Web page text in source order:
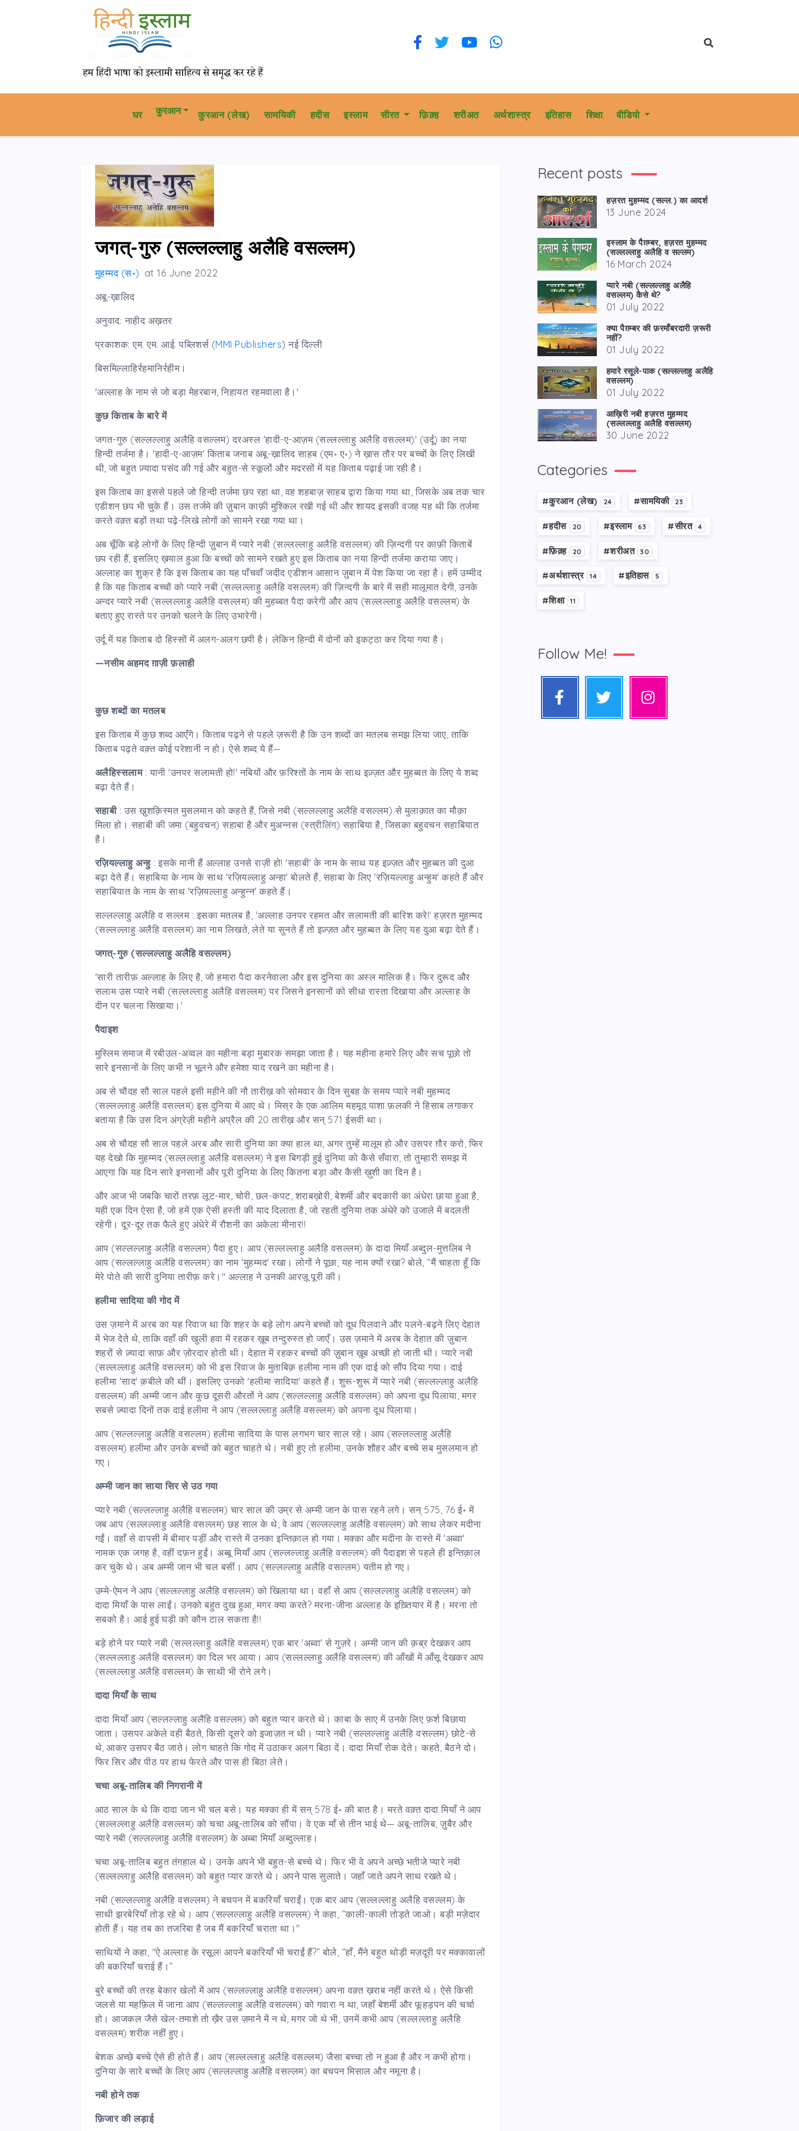
घर कुरआन कु़रआन (लेख) सामयिकी हदीस इस्लाम सीरत फ़िक़्ह शरीअत अर्थशास्त्र इतिहास शिक्षा वीडियो
जगत्-गुरु (सल्लल्लाहु अलैहि वसल्लम)
मुहम्मद (स॰) at16 June 2022
अबू-ख़ालिद
अनुवाद: नाहीद अख़तर
प्रकाशक: एम. एम. आई. पब्लिशर्स (MMI Publishers) नई दिल्ली
बिसमिल्लाहिर्रहमानिर्रहीम।
'अल्लाह के नाम से जो बड़ा मेहरबान, निहायत रहमवाला है।'
कुछ किताब के बारे में
जगत-गुरु (सल्लल्लाहु अलैहि वसल्लम) दरअस्ल 'हादी-ए-आज़म (सल्लल्लाहु अलैहि वसल्लम)' (उर्दू) का नया
हिन्दी तर्जमा है। 'हादी-ए-आज़म' किताब जनाब अबू-ख़ालिद साहब (एम॰ ए॰) ने ख़ास तौर पर बच्चों के लिए लिखी
थी, जो बहुत ज़्यादा पसंद की गई और बहुत-से स्कूलों और मदरसों में यह किताब पढ़ाई जा रही है।
इस किताब का इससे पहले जो हिन्दी तर्जमा छप रहा था, वह शहबाज़ साहब द्वारा किया गया था, जिसके अब तक चार
एडीशन छप भी चुके हैं। उस तर्जमे की ज़ुबान काफ़ी मुश्किल रखी गई थी और शायद इसकी वजह यह थी कि तर्जमा
करते वक़्त बड़ों तथा पढ़े-लिखे लोगों को सामने रखा गया था।
अब चूँकि बड़े लोगों के लिए हिन्दी ज़ुबान में प्यारे नबी (सल्लल्लाहु अलैहि वसल्लम) की ज़िन्दगी पर काफ़ी किताबें
छप रही हैं, इसलिए ख़याल हुआ कि बच्चों को सामने रखते हुए इस किताब का नया हिन्दी तर्जमा कराया जाए।
अल्लाह का शुक्र है कि इस किताब का यह पाँचवाँ जदीद एडीशन आसान ज़ुबान में पेश किया जा रहा है। हमें उम्मीद
है कि यह किताब बच्चों को प्यारे नबी (सल्लल्लाहु अलैहि वसल्लम) की ज़िन्दगी के बारे में सही मालूमात देगी, उनके
अन्दर प्यारे नबी (सल्लल्लाहु अलैहि वसल्लम) की मुहब्बत पैदा करेगी और आप (सल्लल्लाहु अलैहि वसल्लम) के
बताए हुए रास्ते पर उनको चलने के लिए उभारेगी।
उर्दू में यह किताब दो हिस्सों में अलग-अलग छपी है। लेकिन हिन्दी में दोनों को इकट्ठा कर दिया गया है।
—नसीम अहमद ग़ाज़ी फ़लाही
कुछ शब्दों का मतलब
इस किताब में कुछ शब्द आएँगे। किताब पढ़ने से पहले ज़रूरी है कि उन शब्दों का मतलब समझ लिया जाए, ताकि
किताब पढ़ते वक़्त कोई परेशानी न हो। ऐसे शब्द ये हैं—
अलैहिस्सलाम: यानी 'उनपर सलामती हो!' नबियों और फ़रिश्तों के नाम के साथ इज़्ज़त और मुहब्बत के लिए ये शब्द
बढ़ा देते हैं।
सहाबी: उस खु़शक़िस्मत मुसलमान को कहते हैं, जिसे नबी (सल्लल्लाहु अलैहि वसल्लम) से मुलाक़ात का मौक़ा
मिला हो। सहाबी की जमा (बहुवचन) सहाबा है और मुअन्नस (स्त्रीलिंग) सहाबिया है, जिसका बहुवचन सहाबियात
है।
रज़ियल्लाहु अन्हु: इसके मानी हैं अल्लाह उनसे राज़ी हो! 'सहाबी' के नाम के साथ यह इज़्ज़त और मुहब्बत की दुआ
बढ़ा देते हैं। सहाबिया के नाम के साथ 'रज़ियल्लाहु अन्हा' बोलते हैं, सहाबा के लिए 'रज़ियल्लाहु अन्हुम' कहते हैं और
सहाबियात के नाम के साथ 'रज़ियल्लाहु अन्हुन्न' कहते हैं।
सल्लल्लाहु अलैहि व सल्लम : इसका मतलब है, 'अल्लाह उनपर रहमत और सलामती की बारिश करे!' हज़रत मुहम्मद
(सल्लल्लाहु अलैहि वसल्लम) का नाम लिखते, लेते या सुनते हैं तो इज़्ज़त और मुहब्बत के लिए यह दुआ बढ़ा देते हैं।
जगत्-गुरु (सल्लल्लाहु अलैहि वसल्लम)
'सारी तारीफ़ अल्लाह के लिए है, जो हमारा पैदा करनेवाला और इस दुनिया का अस्ल मालिक है। फिर दुरूद और
सलाम उस प्यारे नबी (सल्लल्लाहु अलैहि वसल्लम) पर जिसने इनसानों को सीधा रास्ता दिखाया और अल्लाह के
दीन पर चलना सिखाया।'
पैदाइश
मुस्लिम समाज में रबीउल-अव्वल का महीना बड़ा मुबारक समझा जाता है। यह महीना हमारे लिए और सच पूछो तो
सारे इनसानों के लिए कभी न भूलने और हमेशा याद रखने का महीना है।
अब से चौदह सौ साल पहले इसी महीने की नौ तारीख़ को सोमवार के दिन सुबह के समय प्यारे नबी मुहम्मद
(सल्लल्लाहु अलैहि वसल्लम) इस दुनिया में आए थे। मिस्र के एक आलिम महमूद पाशा फ़लकी ने हिसाब लगाकर
बताया है कि उस दिन अंग्रेज़ी महीने अप्रैल की 20 तारीख़ और सन् 571 ईसवी था।
अब से चौदह सौ साल पहले अरब और सारी दुनिया का क्या हाल था, अगर तुम्हें मालूम हो और उसपर ग़ौर करो, फिर
यह देखो कि मुहम्मद (सल्लल्लाहु अलैहि वसल्लम) ने इस बिगड़ी हुई दुनिया को कैसे सँवारा, तो तुम्हारी समझ में
आएगा कि यह दिन सारे इनसानों और पूरी दुनिया के लिए कितना बड़ा और कैसी ख़ुशी का दिन है।
और आज भी जबकि चारों तरफ़ लूट-मार, चोरी, छल-कपट, शराबख़ोरी, बेशर्मी और बदकारी का अंधेरा छाया हुआ है,
यही एक दिन ऐसा है, जो हमें एक ऐसी हस्ती की याद दिलाता है, जो रहती दुनिया तक अंधेरे को उजाले में बदलती
रहेगी। दूर-दूर तक फैले हुए अंधेरे में रौशनी का अकेला मीनार!!
आप (सल्लल्लाहु अलैहि वसल्लम) पैदा हुए। आप (सल्लल्लाहु अलैहि वसल्लम) के दादा मियाँ अब्दुल-मुत्तलिब ने
आप (सल्लल्लाहु अलैहि वसल्लम) का नाम 'मुहम्मद' रखा। लोगों ने पूछा, यह नाम क्यों रखा? बोले, “मैं चाहता हूँ कि
मेरे पोते की सारी दुनिया तारीफ़ करे।" अल्लाह ने उनकी आरज़ू पूरी की।
हलीमा सादिया की गोद में
उस ज़माने में अरब का यह रिवाज था कि शहर के बड़े लोग अपने बच्चों को दूध पिलवाने और पलने-बढ़ने लिए देहात
में भेज देते थे, ताकि वहाँ की खुली हवा में रहकर ख़ूब तन्दुरुस्त हो जाएँ। उस ज़माने में अरब के देहात की ज़ुबान
शहरों से ज़्यादा साफ़ और ज़ोरदार होती थी। देहात में रहकर बच्चों की ज़ुबान ख़ूब अच्छी हो जाती थी। प्यारे नबी
(सल्लल्लाहु अलैहि वसल्लम) को भी इस रिवाज के मुताबिक़ हलीमा नाम की एक दाई को सौंप दिया गया। दाई
हलीमा 'साद' क़बीले की थीं। इसलिए उनको 'हलीमा सादिया' कहते हैं। शुरू-शुरू में प्यारे नबी (सल्लल्लाहु अलैहि
वसल्लम) की अम्मी जान और कुछ दूसरी औरतों ने आप (सल्लल्लाहु अलैहि वसल्लम) को अपना दूध पिलाया, मगर
सबसे ज़्यादा दिनों तक दाई हलीमा ने आप (सल्लल्लाहु अलैहि वसल्लम) को अपना दूध पिलाया।
आप (सल्लल्लाहु अलैहि वसल्लम) हलीमा सादिया के पास लगभग चार साल रहे। आप (सल्लल्लाहु अलैहि
वसल्लम) हलीमा और उनके बच्चों को बहुत चाहते थे। नबी हुए तो हलीमा, उनके शौहर और बच्चे सब मुसलमान हो
गए।
अम्मी जान का साया सिर से उठ गया
प्यारे नबी (सल्लल्लाहु अलैहि वसल्लम) चार साल की उम्र से अम्मी जान के पास रहने लगे। सन् 575, 76 ई॰ में
जब आप (सल्लल्लाहु अलैहि वसल्लम) छह साल के थे, वे आप (सल्लल्लाहु अलैहि वसल्लम) को साथ लेकर मदीना
गईं। वहाँ से वापसी में बीमार पड़ीं और रास्ते में उनका इन्तिक़ाल हो गया। मक्का और मदीना के रास्ते में 'अब्वा'
नामक एक जगह है, वहीं दफ़न हुईं। अब्बू मियाँ आप (सल्लल्लाहु अलैहि वसल्लम) की पैदाइश से पहले ही इन्तिक़ाल
कर चुके थे। अब अम्मी जान भी चल बसीं। आप (सल्लल्लाहु अलैहि वसल्लम) यतीम हो गए।
उम्मे-ऐमन ने आप (सल्लल्लाहु अलैहि वसल्लम) को खिलाया था। वहाँ से आप (सल्लल्लाहु अलैहि वसल्लम) को
दादा मियाँ के पास लाईं। उनको बहुत दुख हुआ, मगर क्या करते? मरना-जीना अल्लाह के इख़्तियार में है। मरना तो
सबको है। आई हुई घड़ी को कौन टाल सकता है!!
बड़े होने पर प्यारे नबी (सल्लल्लाहु अलैहि वसल्लम) एक बार 'अब्वा' से गुज़रे। अम्मी जान की क़ब्र देखकर आप
(सल्लल्लाहु अलैहि वसल्लम) का दिल भर आया। आप (सल्लल्लाहु अलैहि वसल्लम) की आँखों में आँसू देखकर आप
(सल्लल्लाहु अलैहि वसल्लम) के साथी भी रोने लगे।
दादा मियाँ के साथ
दादा मियाँ आप (सल्लल्लाहु अलैहि वसल्लम) को बहुत प्यार करते थे। काबा के साए में उनके लिए फ़र्श बिछाया
जाता। उसपर अकेले वही बैठते, किसी दूसरे को इजाज़त न थी। प्यारे नबी (सल्लल्लाहु अलैहि वसल्लम) छोटे-से
थे, आकर उसपर बैठ जाते। लोग चाहते कि गोद में उठाकर अलग बिठा दें। दादा मियाँ रोक देते। कहते, बैठने दो।
फिर सिर और पीठ पर हाथ फेरते और पास ही बिठा लेते।
चचा अबू-तालिब की निगरानी में
आठ साल के थे कि दादा जान भी चल बसे। यह मक्का ही में सन् 578 ई॰ की बात है। मरते वक़्त दादा मियाँ ने आप
(सल्लल्लाहु अलैहि वसल्लम) को चचा अबू-तालिब को सौंपा। वे एक माँ से तीन भाई थे— अबू-तालिब, ज़ुबैर और
प्यारे नबी (सल्लल्लाहु अलैहि वसल्लम) के अब्बा मियाँ अब्दुल्लाह।
चचा अबू-तालिब बहुत तंगहाल थे। उनके अपने भी बहुत-से बच्चे थे। फिर भी वे अपने अच्छे भतीजे प्यारे नबी
(सल्लल्लाहु अलैहि वसल्लम) को बहुत प्यार करते थे। अपने पास सुलाते। जहाँ जाते अपने साथ रखते थे।
नबी (सल्लल्लाहु अलैहि वसल्लम) ने बचपन में बकरियाँ चराईं। एक बार आप (सल्लल्लाहु अलैहि वसल्लम) के
साथी झरबेरियाँ तोड़ रहे थे। आप (सल्लल्लाहु अलैहि वसल्लम) ने कहा, “काली-काली तोड़ते जाओ। बड़ी मज़ेदार
होती हैं। यह तब का तजरिबा है जब मैं बकरियाँ चराता था।"
साथियों ने कहा, "ऐ अल्लाह के रसूल! आपने बकरियाँ भी चराईं हैं?” बोले, “हाँ, मैंने बहुत थोड़ी मज़दूरी पर मक्कावालों
की बकरियाँ चराई हैं।”
बुरे बच्चों की तरह बेकार खेलों में आप (सल्लल्लाहु अलैहि वसल्लम) अपना वक़्त ख़राब नहीं करते थे। ऐसे किसी
जलसे या महफ़िल में जाना आप (सल्लल्लाहु अलैहि वसल्लम) को गवारा न था, जहाँ बेशर्मी और फूहड़पन की चर्चा
हो। आजकल जैसे खेल-तमाशे तो ख़ैर उस ज़माने में न थे, मगर जो थे भी, उनमें कभी आप (सल्लल्लाहु अलैहि
वसल्लम) शरीक नहीं हुए।
बेशक अच्छे बच्चे ऐसे ही होते हैं। आप (सल्लल्लाहु अलैहि वसल्लम) जैसा बच्चा तो न हुआ है और न कभी होगा।
दुनिया के सारे बच्चों के लिए आप (सल्लल्लाहु अलैहि वसल्लम) का बचपन मिसाल और नमूना है।
नबी होने तक
फ़िजार की लड़ाई
Recent posts
हज़रत मुहम्मद (सल्ल.) का आदर्श
13 June 2024
इस्लाम के पैग़म्बर, हज़रत मुहम्मद
(सल्लल्लाहु अलैहि व सल्लम)
16 March 2024
प्यारे नबी (सल्लल्लाहु अलैहि
वसल्लम) कैसे थे?
01 July 2022
क्या पैग़म्बर की फ़रमाँबरदारी ज़रूरी
नहीं?
01 July 2022
हमारे रसूले-पाक (सल्लल्लाहु अलैहि
वसल्लम)
01 July 2022
आख़िरी नबी हज़रत मुहम्मद
(सल्लल्लाहु अलैहि वसल्लम)
30 June 2022
Categories
#कु़रआन (लेख) 24 #सामयिकी 23
#हदीस 20 #इस्लाम 63 #सीरत 4
#फ़िक़्ह 20 #शरीअत 30
#अर्थशास्त्र 14 #इतिहास 5
#शिक्षा 11
Follow Me!